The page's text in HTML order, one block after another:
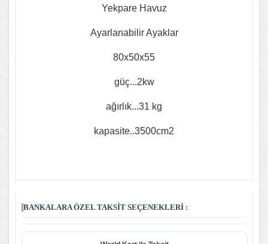
Yekpare Havuz
Ayarlanabilir Ayaklar
80x50x55
güç...2kw
ağırlık...31 kg
kapasite..3500cm2
BANKALARA ÖZEL TAKSIT SEÇENEKLERI :